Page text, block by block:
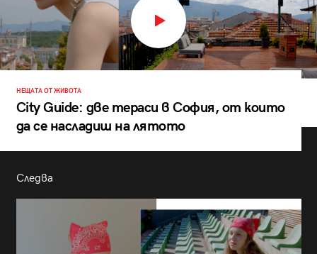
НЕЩАТА ОТ ЖИВОТА
City Guide: две тераси в София, от които
да се насладиш на лятото
Следва